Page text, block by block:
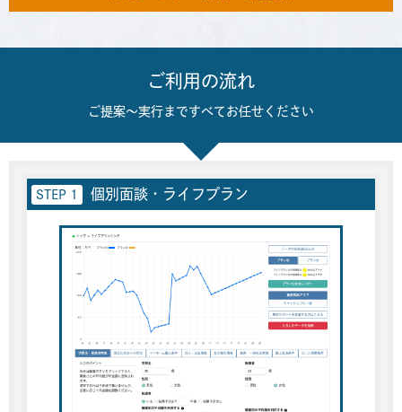
ご利用の流れ
ご提案～実行まですべてお任せください
STEP 1 個別面談・ライフプラン